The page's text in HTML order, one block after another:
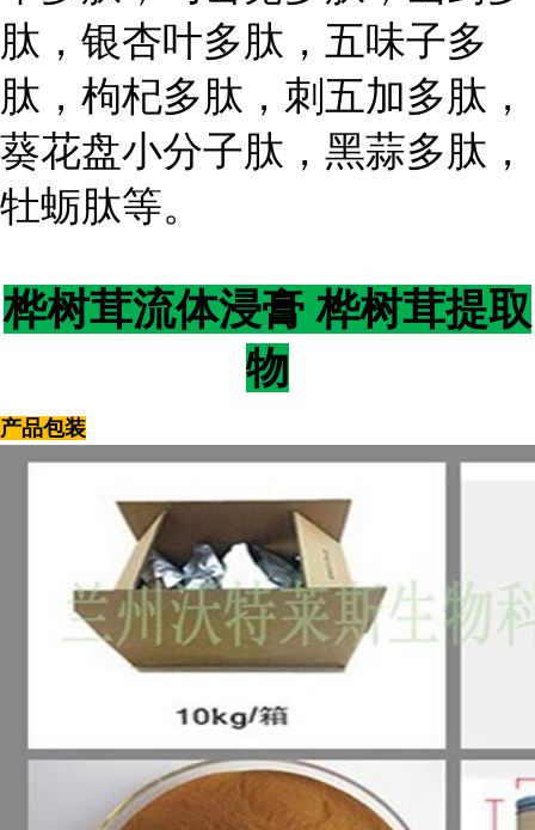
肽，银杏叶多肽，五味子多
肽，枸杞多肽，刺五加多肽，
葵花盘小分子肽，黑蒜多肽，
牡蛎肽等。
桦树茸流体浸膏 桦树茸提取
物
产品包装